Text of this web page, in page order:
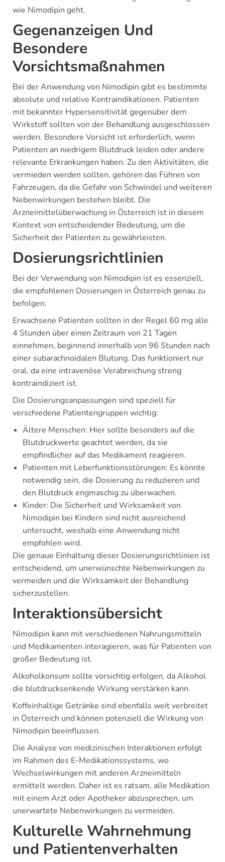
wie Nimodipin geht.
Gegenanzeigen Und
Besondere
Vorsichtsmaßnahmen
Bei der Anwendung von Nimodipin gibt es bestimmte
absolute und relative Kontraindikationen. Patienten
mit bekannter Hypersensitivität gegenüber dem
Wirkstoff sollten von der Behandlung ausgeschlossen
werden. Besondere Vorsicht ist erforderlich, wenn
Patienten an niedrigem Blutdruck leiden oder andere
relevante Erkrankungen haben. Zu den Aktivitäten, die
vermieden werden sollten, gehören das Führen von
Fahrzeugen, da die Gefahr von Schwindel und weiteren
Nebenwirkungen bestehen bleibt. Die
Arzneimittelüberwachung in Österreich ist in diesem
Kontext von entscheidender Bedeutung, um die
Sicherheit der Patienten zu gewährleisten.
Dosierungsrichtlinien
Bei der Verwendung von Nimodipin ist es essenziell,
die empfohlenen Dosierungen in Österreich genau zu
befolgen.
Erwachsene Patienten sollten in der Regel 60 mg alle
4 Stunden über einen Zeitraum von 21 Tagen
einnehmen, beginnend innerhalb von 96 Stunden nach
einer subarachnoidalen Blutung. Das funktioniert nur
oral, da eine intravenöse Verabreichung streng
kontraindiziert ist.
Die Dosierungsanpassungen sind speziell für
verschiedene Patientengruppen wichtig:
Ältere Menschen: Hier sollte besonders auf die
Blutdruckwerte geachtet werden, da sie
empfindlicher auf das Medikament reagieren.
Patienten mit Leberfunktionsstörungen: Es könnte
notwendig sein, die Dosierung zu reduzieren und
den Blutdruck engmaschig zu überwachen.
Kinder: Die Sicherheit und Wirksamkeit von
Nimodipin bei Kindern sind nicht ausreichend
untersucht, weshalb eine Anwendung nicht
empfohlen wird.
Die genaue Einhaltung dieser Dosierungsrichtlinien ist
entscheidend, um unerwünschte Nebenwirkungen zu
vermeiden und die Wirksamkeit der Behandlung
sicherzustellen.
Interaktionsübersicht
Nimodipin kann mit verschiedenen Nahrungsmitteln
und Medikamenten interagieren, was für Patienten von
großer Bedeutung ist.
Alkoholkonsum sollte vorsichtig erfolgen, da Alkohol
die blutdrucksenkende Wirkung verstärken kann.
Koffeinhaltige Getränke sind ebenfalls weit verbreitet
in Österreich und können potenziell die Wirkung von
Nimodipin beeinflussen.
Die Analyse von medizinischen Interaktionen erfolgt
im Rahmen des E-Medikationssystems, wo
Wechselwirkungen mit anderen Arzneimitteln
ermittelt werden. Daher ist es ratsam, alle Medikation
mit einem Arzt oder Apotheker abzusprechen, um
unerwartete Nebenwirkungen zu vermeiden.
Kulturelle Wahrnehmung
und Patientenverhalten